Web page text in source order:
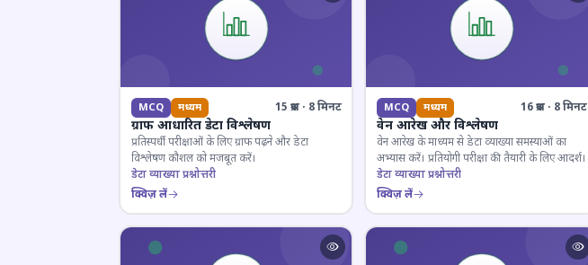
MCQ मध्यम 15 प्रश्न · 8 मिनट
ग्राफ आधारित डेटा विश्लेषण
प्रतिस्पर्धी परीक्षाओं के लिए ग्राफ पढ़ने और डेटा
विश्लेषण कौशल को मजबूत करें।
डेटा व्याख्या प्रश्नोत्तरी
क्विज़ लें
MCQ मध्यम 16 प्रश्न · 8 मिनट
वेन आरेख और विश्लेषण
वेन आरेख के माध्यम से डेटा व्याख्या समस्याओं का
अभ्यास करें। प्रतियोगी परीक्षा की तैयारी के लिए आदर्श।
डेटा व्याख्या प्रश्नोत्तरी
क्विज़ लें